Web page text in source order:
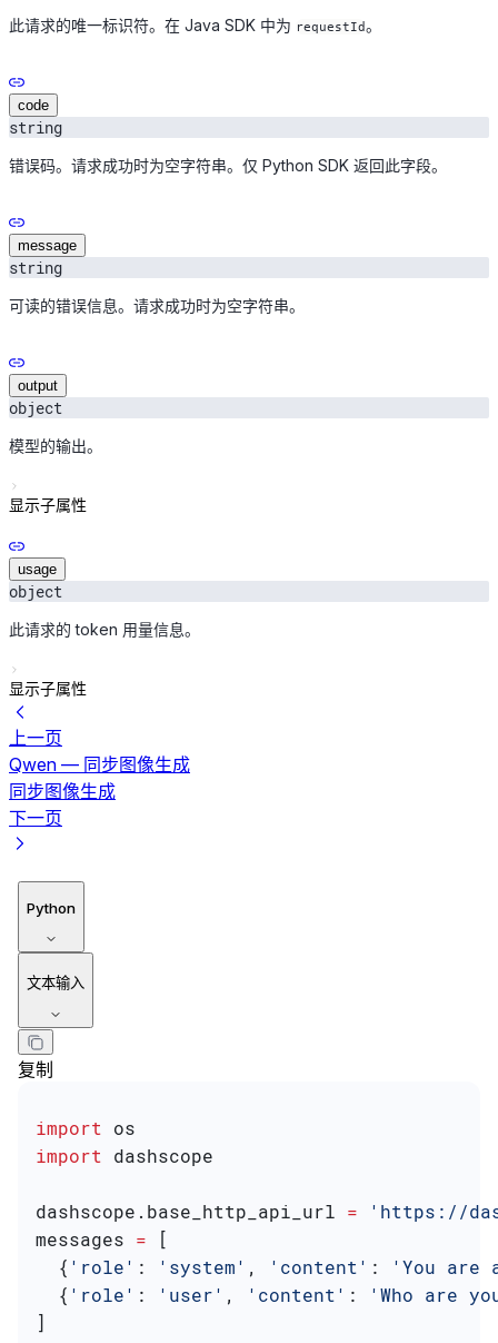
此请求的唯一标识符。在 Java SDK 中为 requestId。
code
string
错误码。请求成功时为空字符串。仅 Python SDK 返回此字段。
message
string
可读的错误信息。请求成功时为空字符串。
output
object
模型的输出。
显示子属性
usage
object
此请求的 token 用量信息。
显示子属性
上一页
Qwen — 同步图像生成
同步图像生成
下一页
Python
文本输入
复制
import os
import dashscope
dashscope.base_http_api_url = 'https://
messages = [
  {
'role' : 'system' , 'content' :
'You
  {
'role' : 'user' , 'content' :
'Who are
]